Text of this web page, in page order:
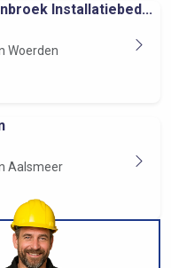
Installatiebed...
Woerden
Aalsmeer